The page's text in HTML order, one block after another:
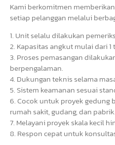
Kami berkomitmen
setiap pelanggan melalui
1. Unit selalu dilakukan
2. Kapasitas angkut mulai dari
3. Proses pemasangan
berpengalaman.
4. Dukungan teknis selama
5. Sistem keamanan sesuai
6. Cocok untuk proyek gedung
rumah sakit, gudang, dan pabrik.
7. Melayani proyek skala kecil
8. Respon cepat untuk